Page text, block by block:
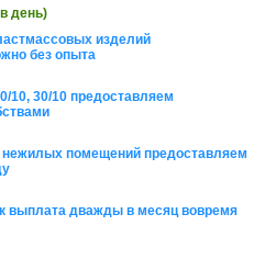
день)
изделий
без опыта
10, 30/10 предоставляем
помещений предоставляем
выплата дважды в месяц вовремя